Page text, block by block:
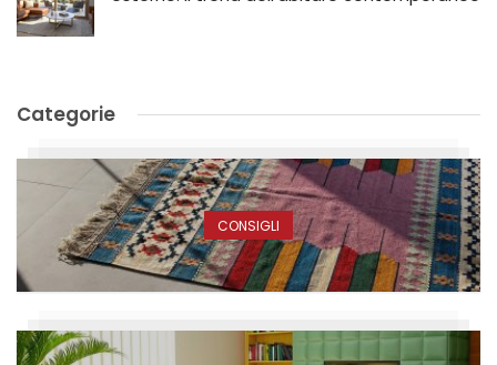
Categorie
CONSIGLI